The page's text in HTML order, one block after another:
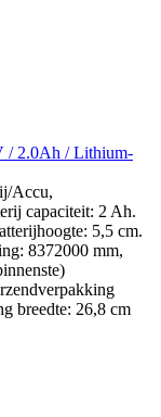
/ 2.0Ah / Lithium-
Accu,
capaciteit: 2 Ah.
5,5 cm.
8372000 mm,
breedte: 26,8 cm